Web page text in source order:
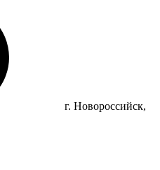
г. Новороссийск,